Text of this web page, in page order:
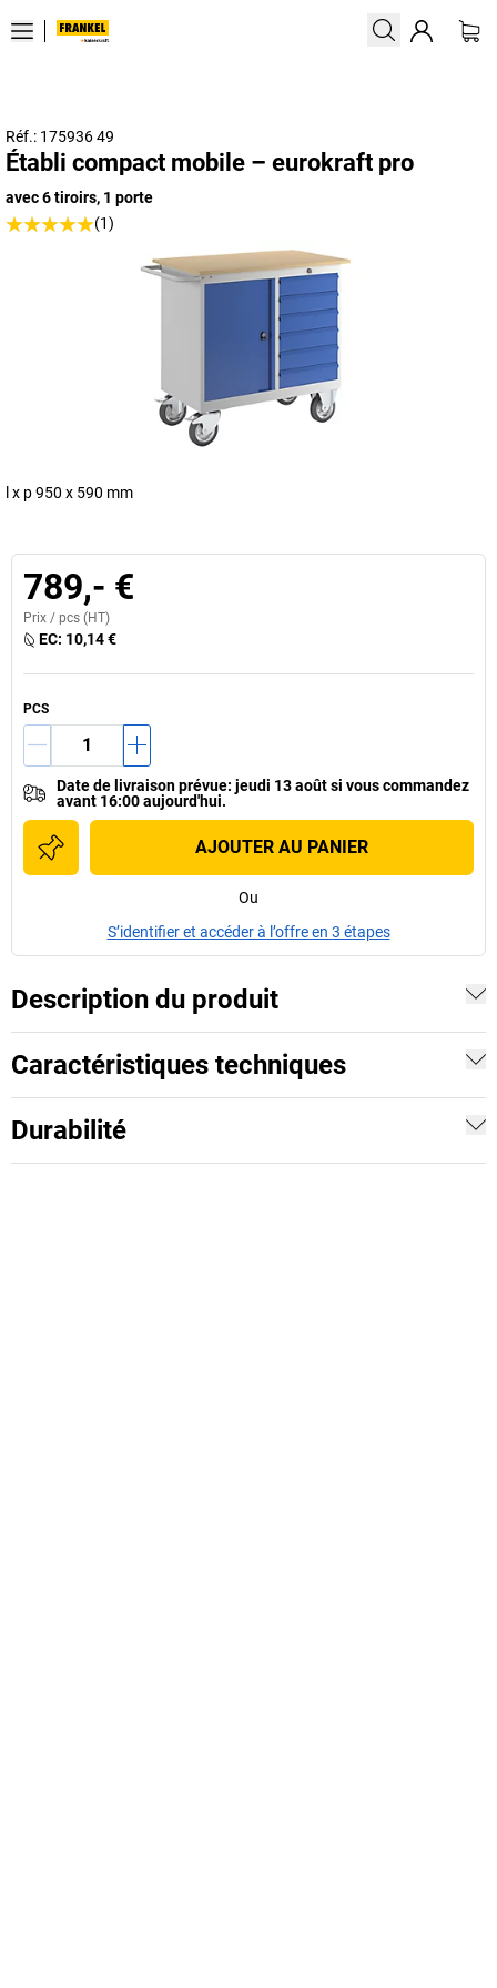
Réf.: 175936 49
Établi compact mobile – eurokraft pro
avec 6 tiroirs, 1 porte
(1)
l x p 950 x 590 mm
789,- €
Prix / pcs (HT)
EC: 10,14 €
PCS
Date de livraison prévue: jeudi 13 aoûtsi vouscommandez
avant 16:00 aujourd'hui.
AJOUTER AU PANIER
Ou
S’identifier et accéder à l’offre en 3 étapes
Description du produit
Caractéristiques techniques
Durabilité